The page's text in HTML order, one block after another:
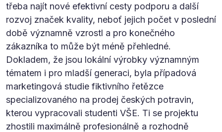
třeba najít nové efektivní cesty podporu a další
rozvoj značek kvality, neboť jejich počet v poslední
době významně vzrostl a pro konečného
zákazníka to může být méně přehledné.
Dokladem, že jsou lokální výrobky významným
tématem i pro mladší generaci, byla případová
marketingová studie fiktivního řetězce
specializovaného na prodej českých potravin,
kterou vypracovali studenti VŠE. Ti se projektu
zhostili maximálně profesionálně a rozhodně